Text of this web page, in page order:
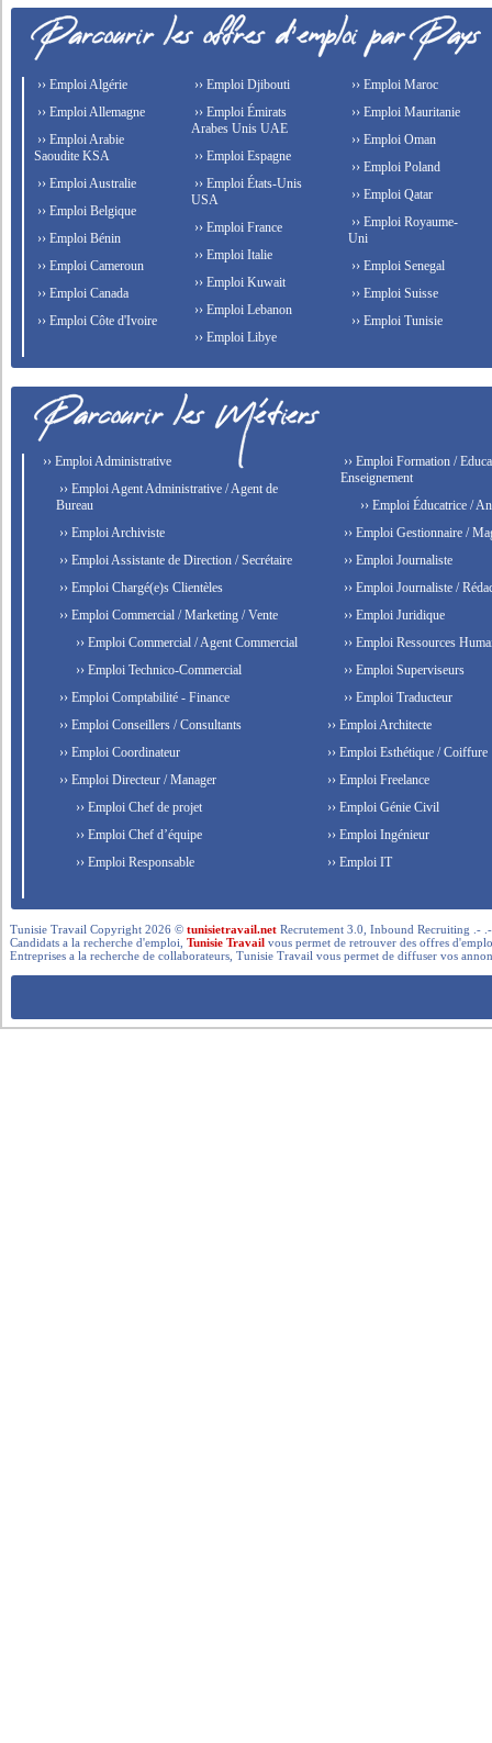
›› Emploi Algérie
›› Emploi Allemagne
›› Emploi Arabie
Saoudite KSA
›› Emploi Australie
›› Emploi Belgique
›› Emploi Bénin
›› Emploi Cameroun
›› Emploi Canada
›› Emploi Côte d'Ivoire
›› Emploi Djibouti
›› Emploi Émirats
Arabes Unis UAE
›› Emploi Espagne
›› Emploi États-Unis
USA
›› Emploi France
›› Emploi Italie
›› Emploi Kuwait
›› Emploi Lebanon
›› Emploi Libye
›› Emploi Maroc
›› Emploi Mauritanie
›› Emploi Oman
›› Emploi Poland
›› Emploi Qatar
›› Emploi Royaume-
Uni
›› Emploi Senegal
›› Emploi Suisse
›› Emploi Tunisie
›› Emploi Administrative
›› Emploi Agent Administrative / Agent de
Bureau
›› Emploi Archiviste
›› Emploi Assistante de Direction / Secrétaire
›› Emploi Chargé(e)s Clientèles
›› Emploi Commercial / Marketing / Vente
›› Emploi Commercial / Agent Commercial
›› Emploi Technico-Commercial
›› Emploi Comptabilité - Finance
›› Emploi Conseillers / Consultants
›› Emploi Coordinateur
›› Emploi Directeur / Manager
›› Emploi Chef de projet
›› Emploi Chef d’équipe
›› Emploi Responsable
›› Emploi Formation /
Enseignement
›› Emploi Éducatrice /
›› Emploi Gestionnaire /
›› Emploi Journaliste
›› Emploi Journaliste /
›› Emploi Juridique
›› Emploi Ressources
›› Emploi Superviseurs
›› Emploi Traducteur
›› Emploi Architecte
›› Emploi Esthétique / Coiffure
›› Emploi Freelance
›› Emploi Génie Civil
›› Emploi Ingénieur
›› Emploi IT
Tunisie Travail Copyright 2026 ©tunisietravail.net Recrutement 3.0, Inbound Recruiting .-
Candidats a la recherche d'emploi,Tunisie Travail vous permet de retrouver des offres
Entreprises a la recherche de collaborateurs, Tunisie Travail vous permet de diffuser vos